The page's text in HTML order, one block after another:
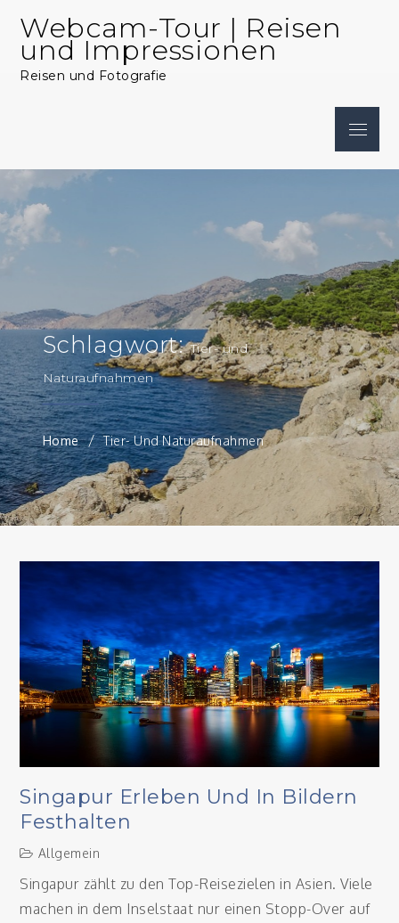
content
Webcam-Tour | Reisen
und Impressionen
Reisen und Fotografie
Menu
Schlagwort:Tier- und
Naturaufnahmen
Home Tier- Und Naturaufnahmen
Singapur Erleben Und In Bildern
Festhalten
Allgemein
Singapur zählt zu den Top-Reisezielen in Asien. Viele
machen in dem Inselstaat nur einen Stopp-Over auf